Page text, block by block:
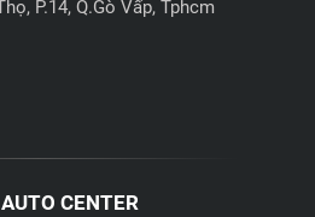
P.14, Q.Gò Vấp, Tphcm
CENTER